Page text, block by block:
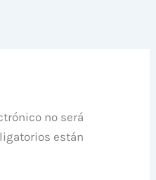
no será
están